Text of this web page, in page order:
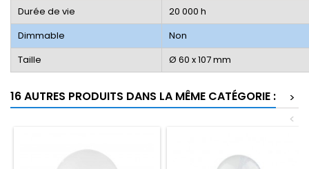
Durée de vie
20 000 h
Dimmable
Non
Taille
Ø 60 x 107 mm
16 AUTRES PRODUITS DANS LA MÊME CATÉGORIE :
>
<